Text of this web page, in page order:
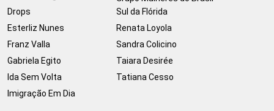
Drops
Esterliz Nunes
Franz Valla
Gabriela Egito
Ida Sem Volta
Imigração Em Dia
Sul da Flórida
Renata Loyola
Sandra Colicino
Taiara Desirée
Tatiana Cesso